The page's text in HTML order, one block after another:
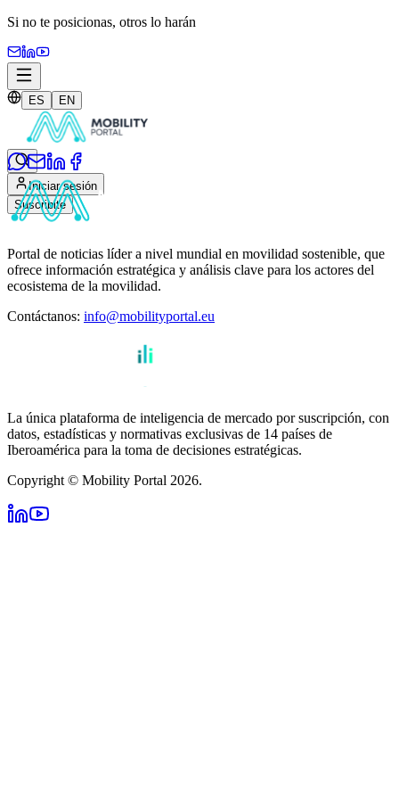
Si no te posicionas, otros lo harán
ES EN
Iniciar sesión
Suscribite
Portal de noticias líder a nivel mundial en movilidad sostenible, que
ofrece información estratégica y análisis clave para los actores del
ecosistema de la movilidad.
Contáctanos: info@mobilityportal.eu
La única plataforma de inteligencia de mercado por suscripción, con
datos, estadísticas y normativas exclusivas de 14 países de
Iberoamérica para la toma de decisiones estratégicas.
Copyright © Mobility Portal 2026.